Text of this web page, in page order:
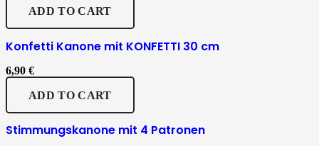
ADD TO CART
Konfetti Kanone mit KONFETTI 30 cm
6,90 €
ADD TO CART
Stimmungskanone mit 4 Patronen